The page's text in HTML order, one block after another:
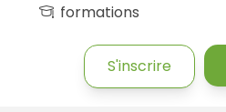
formations
S'inscrire